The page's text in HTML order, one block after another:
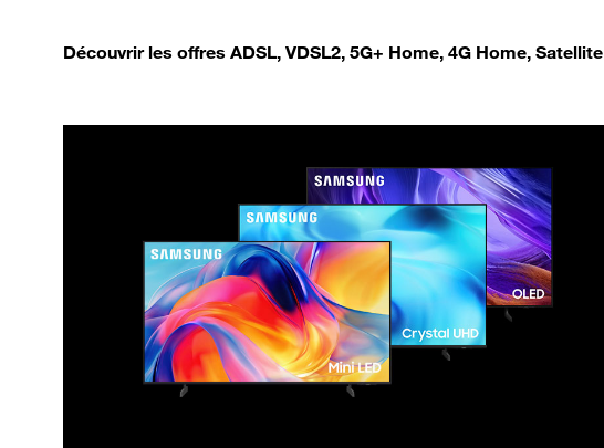
Découvrir les offres ADSL, VDSL2, 5G+ Home, 4G Home, Satellite